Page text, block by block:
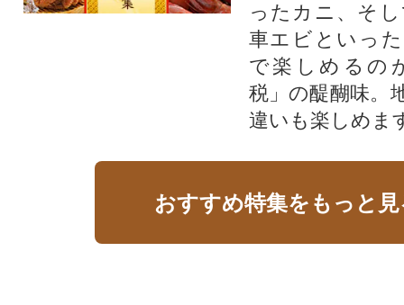
ったカニ、そ
車エビといっ
で楽しめるの
税」の醍醐味。
違いも楽しめま
おすすめ特集をもっと